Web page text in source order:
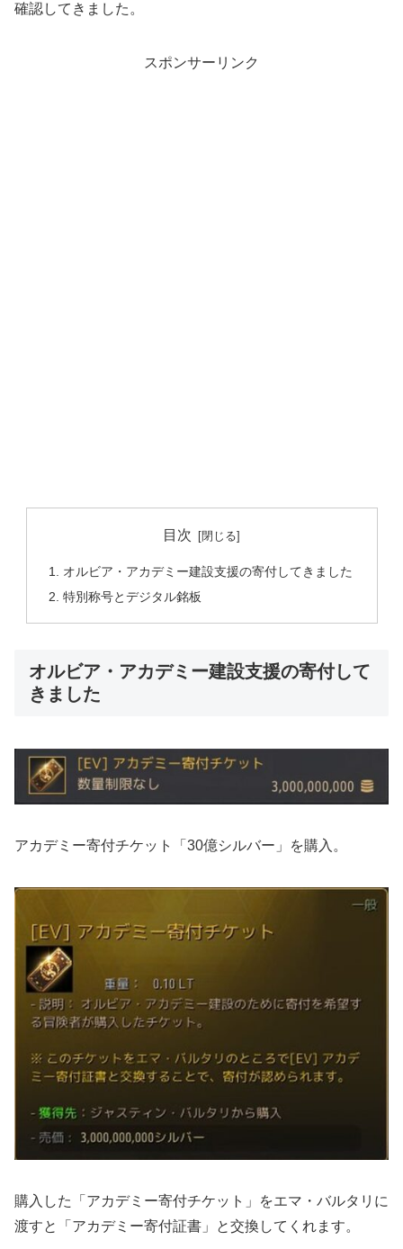
確認してきました。
スポンサーリンク
目次
オルビア・アカデミー建設支援の寄付してきました
特別称号とデジタル銘板
オルビア・アカデミー建設支援の寄付して
きました
アカデミー寄付チケット「30億シルバー」を購入。
購入した「アカデミー寄付チケット」をエマ・バルタリに
渡すと「アカデミー寄付証書」と交換してくれます。